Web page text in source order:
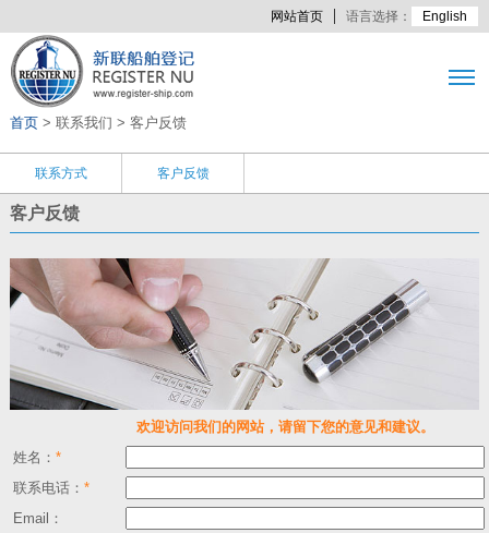
网站首页 语言选择： English
首页> 联系我们 > 客户反馈
联系方式 客户反馈
客户反馈
欢迎访问我们的网站，请留下您的意见和建议。
姓名： *
联系电话： *
Email：